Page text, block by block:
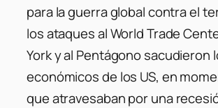
para la guerra global contra el
los ataques al World Trade
York y al Pentágono sacudieron
económicos de los US, en
que atravesaban por una